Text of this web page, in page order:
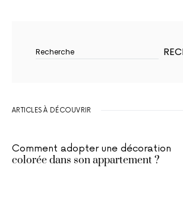
ARTICLES À DÉCOUVRIR
Comment adopter une décoration
colorée dans son appartement ?